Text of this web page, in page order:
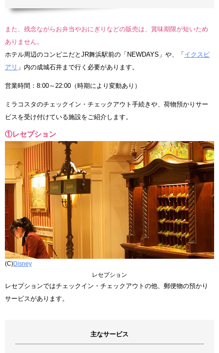
また、残念ながらお弁当やおにぎりなどの販売は、賞味期限が短いため
ありません。
ホテル周辺のコンビニだとJR舞浜駅前の「NEWDAYS」や、「 イクスピ
アリ 」内の成城石井まで行く必要があります。
営業時間：8:00～22:00（時期により変動あり）
ミラコスタのチェックイン・チェックアウト手続きや、荷物預かりサー
ビスを受け付けている施設をご紹介します。
①レセプション
(C)Disney
レセプション
レセプションではチェックイン・チェックアウトの他、郵便物の預かり
サービスがあります。
主なサービス